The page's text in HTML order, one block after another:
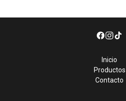
Inicio
Productos
Contacto